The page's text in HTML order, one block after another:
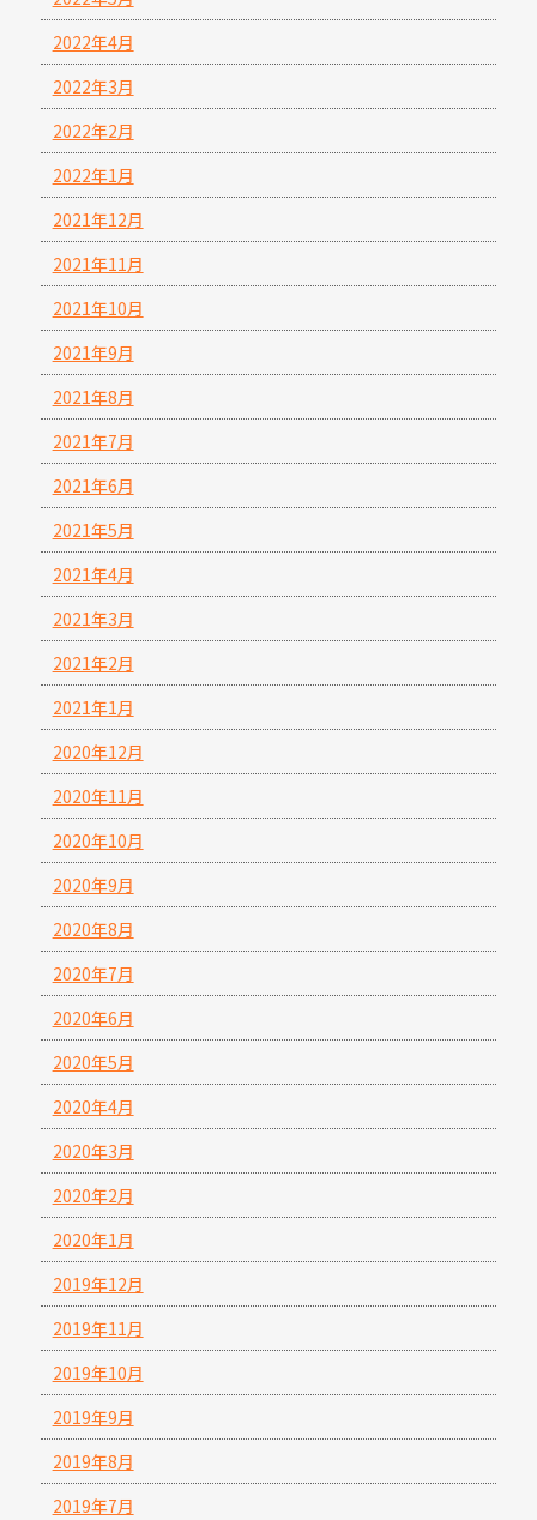
2022年4月
2022年3月
2022年2月
2022年1月
2021年12月
2021年11月
2021年10月
2021年9月
2021年8月
2021年7月
2021年6月
2021年5月
2021年4月
2021年3月
2021年2月
2021年1月
2020年12月
2020年11月
2020年10月
2020年9月
2020年8月
2020年7月
2020年6月
2020年5月
2020年4月
2020年3月
2020年2月
2020年1月
2019年12月
2019年11月
2019年10月
2019年9月
2019年8月
2019年7月